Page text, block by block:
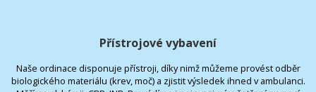
Přístrojové vybavení
Naše ordinace disponuje přístroji, díky nimž můžeme provést odběr
biologického materiálu (krev, moč) a zjistit výsledek ihned v ambulanci.